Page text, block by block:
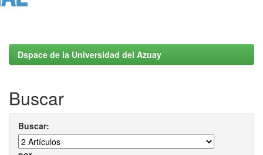
Dspace de la Universidad del Azuay
Buscar
Buscar: